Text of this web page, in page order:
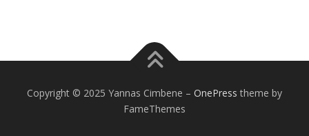
Copyright © 2025 Yannas Cimbene – OnePress theme by
FameThemes